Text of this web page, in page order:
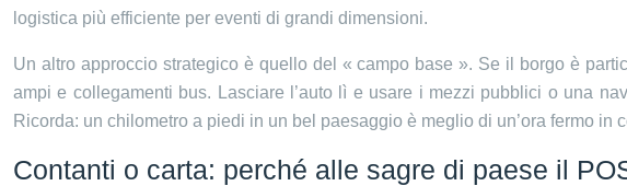
logistica più efficiente per eventi di grandi dimensioni.
Un altro approccio strategico è quello del « campo base ». Se il borgo è
ampi e collegamenti bus. Lasciare l’auto lì e usare i mezzi pubblici o una
Ricorda: un chilometro a piedi in un bel paesaggio è meglio di un’ora fermo in
Contanti o carta: perché alle sagre di paese il